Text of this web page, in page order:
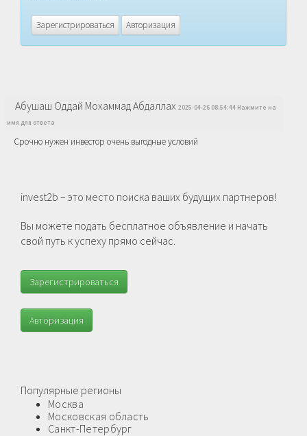
Зарегистрироваться Авторизация
Абушаш Оддай Мохаммад Абдаллах 2025-04-26 08:54:44 Нажмите на
имя для ответа
Срочно нужен инвестор очень выгодные условий
invest2b – это место поиска ваших будущих партнеров!
Вы можете подать бесплатное объявление и начать
свой путь к успеху прямо сейчас.
Зарегистрироваться
Авторизация
Популярные регионы
Москва
Московская область
Санкт-Петербург